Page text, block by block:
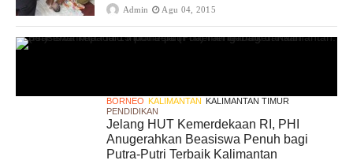
Admin Agu 04, 2015
BORNEO KALIMANTAN KALIMANTAN TIMUR
PENDIDIKAN
Jelang HUT Kemerdekaan RI, PHI
Anugerahkan Beasiswa Penuh bagi
Putra-Putri Terbaik Kalimantan